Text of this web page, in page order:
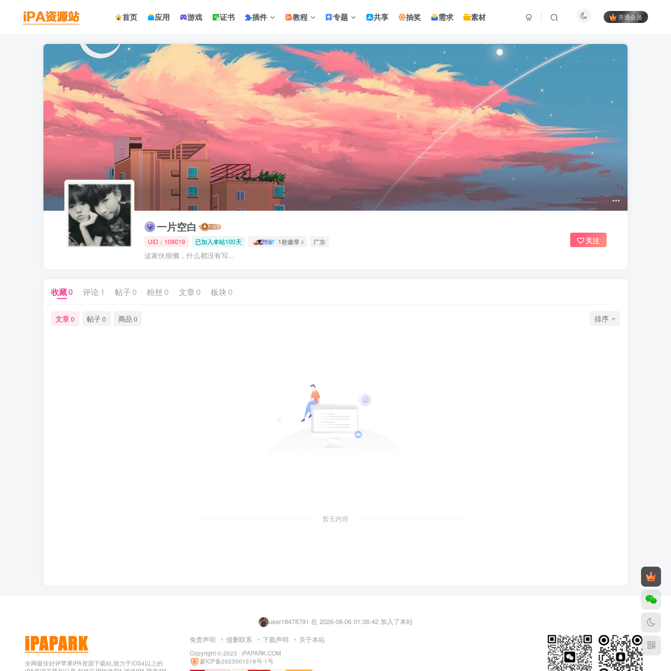
首页 应用 游戏 证书 插件 教程 专题 共享 抽奖 需求 素材 开通会员
一片空白
UID：108019 已加入本站100天 1枚徽章 广东
这家伙很懒，什么都没有写...
关注
收藏0 评论 1 帖子 0 粉丝 0 文章0 板块 0
文章0 帖子0 商品 0 排序
暂无内容
user18478791 在 2026-08-06 01:36:42 加入了本站
user73109370 在 2026-08-06 00:44:19 加入了本站
清火白粥 在 2026-08-05 22:43:02 加入了本站
全网最佳好评苹果IPA资源下载站,致力于iOS4以上的
免责声明 侵删联系 下载声明 关于本站
Copyright © 2023 · iPAPARK.COM
蒙ICP备2023001519号-1号